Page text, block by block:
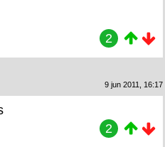
2
9 jun 2011, 16:17
2